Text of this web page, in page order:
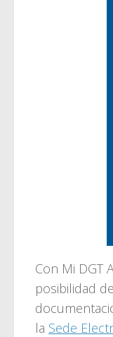
Con Mi DGT
posibilidad
la Sede